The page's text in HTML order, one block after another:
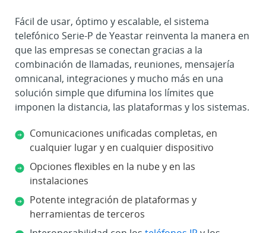
Fácil de usar, óptimo y escalable, el sistema
telefónico Serie-P de Yeastar reinventa la manera en
que las empresas se conectan gracias a la
combinación de llamadas, reuniones, mensajería
omnicanal, integraciones y mucho más en una
solución simple que difumina los límites que
imponen la distancia, las plataformas y los sistemas.
Comunicaciones unificadas completas, en
cualquier lugar y en cualquier dispositivo
Opciones flexibles en la nube y en las
instalaciones
Potente integración de plataformas y
herramientas de terceros